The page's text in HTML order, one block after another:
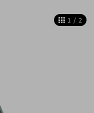
1 / 2